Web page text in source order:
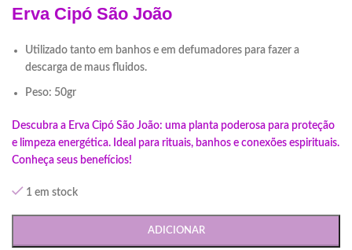
Erva Cipó São João
Utilizado tanto em banhos e em defumadores para fazer a
descarga de maus fluidos.
Peso: 50gr
Descubra a Erva Cipó São João: uma planta poderosa para proteção
e limpeza energética. Ideal para rituais, banhos e conexões espirituais.
Conheça seus benefícios!
1 em stock
ADICIONAR